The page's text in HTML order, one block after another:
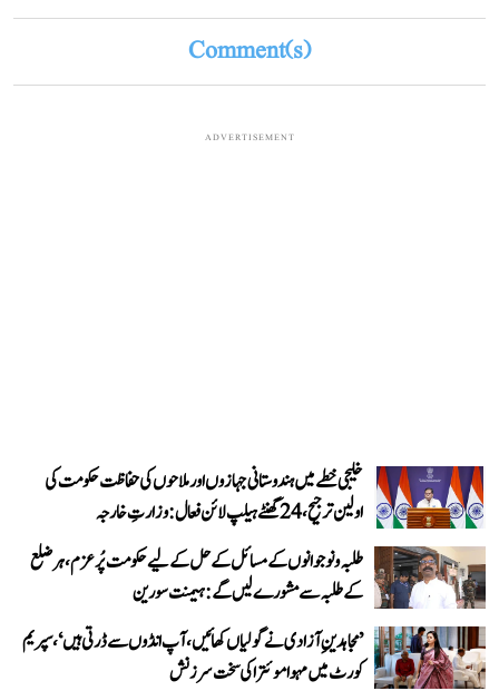
Comment(s)
ADVERTISEMENT
خلیجی خطے میں ہندوستانی جہازوں اور ملاحوں کی حفاظت حکومت کی
اولین ترجیح، 24 گھنٹے ہیلپ لائن فعال: وزارتِ خارجہ
طلبہ و نوجوانوں کے مسائل کے حل کے لیے حکومت پُرعزم، ہر ضلع
کے طلبہ سے مشورے لیں گے: ہیمنت سورین
’مجاہدینِ آزادی نے گولیاں کھائیں، آپ انڈوں سے ڈرتی ہیں‘، سپریم
کورٹ میں مہوا موئترا کی سخت سرزنش